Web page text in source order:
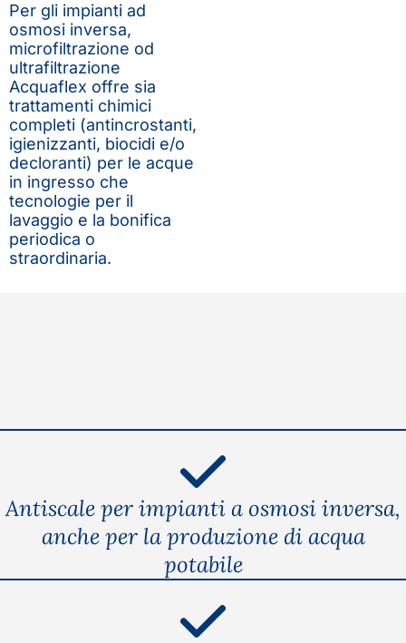
Per gli impianti ad
osmosi inversa,
microfiltrazione od
ultrafiltrazione
Acquaflex offre sia
trattamenti chimici
completi (antincrostanti,
igienizzanti, biocidi e/o
decloranti) per le acque
in ingresso che
tecnologie per il
lavaggio e la bonifica
periodica o
straordinaria.
Antiscale per impianti a osmosi inversa,
anche per la produzione di acqua
potabile